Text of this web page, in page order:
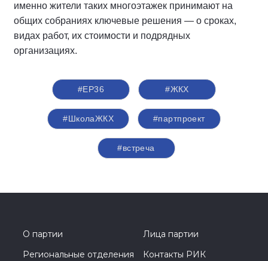
именно жители таких многоэтажек принимают на
общих собраниях ключевые решения — о сроках,
видах работ, их стоимости и подрядных
организациях.
#ЕР36 #ЖКХ
#ШколаЖКХ #партпроект
#встреча
О партии
Лица партии
Региональные отделения
Контакты РИК